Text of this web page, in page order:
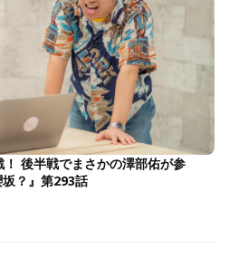
後半戦でまさかの澤部佑が参
？』第293話